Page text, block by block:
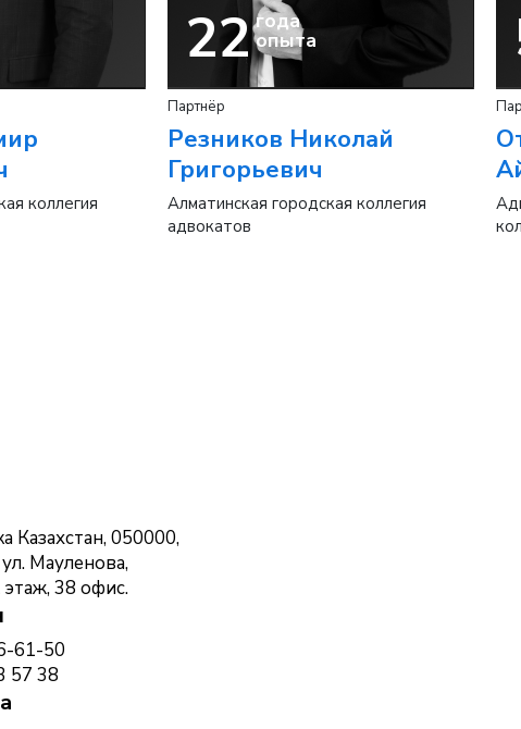
коллегия
22 года
опыта
Партнёр
Резников Николай
Григорьевич
Алматинская городская коллегия
адвокатов
Казахстан, 050000,
Мауленова,
38 офис.
61-50
57 38